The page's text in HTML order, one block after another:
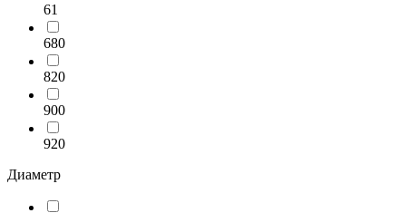
61
680
820
900
920
Диаметр